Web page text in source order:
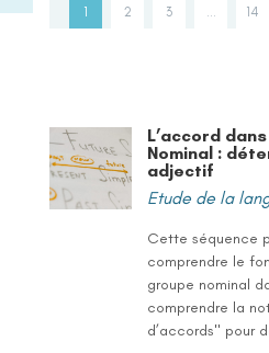
1 2 3 14
L’accord
Nominal :
adjectif
Etude de la
Cette séquence
comprendre le
groupe nominal
comprendre la
d’accords" pour